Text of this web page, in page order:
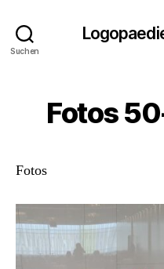
Suchen
Fotos
Fotos